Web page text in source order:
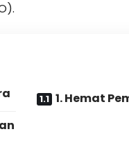
1. Hemat